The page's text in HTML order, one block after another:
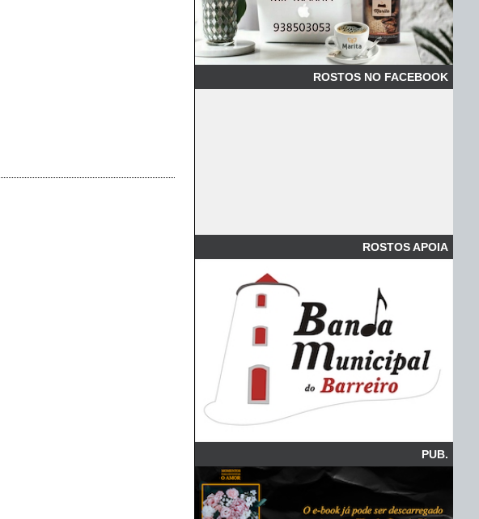
ROSTOS NO FACEBOOK
ROSTOS APOIA
PUB.